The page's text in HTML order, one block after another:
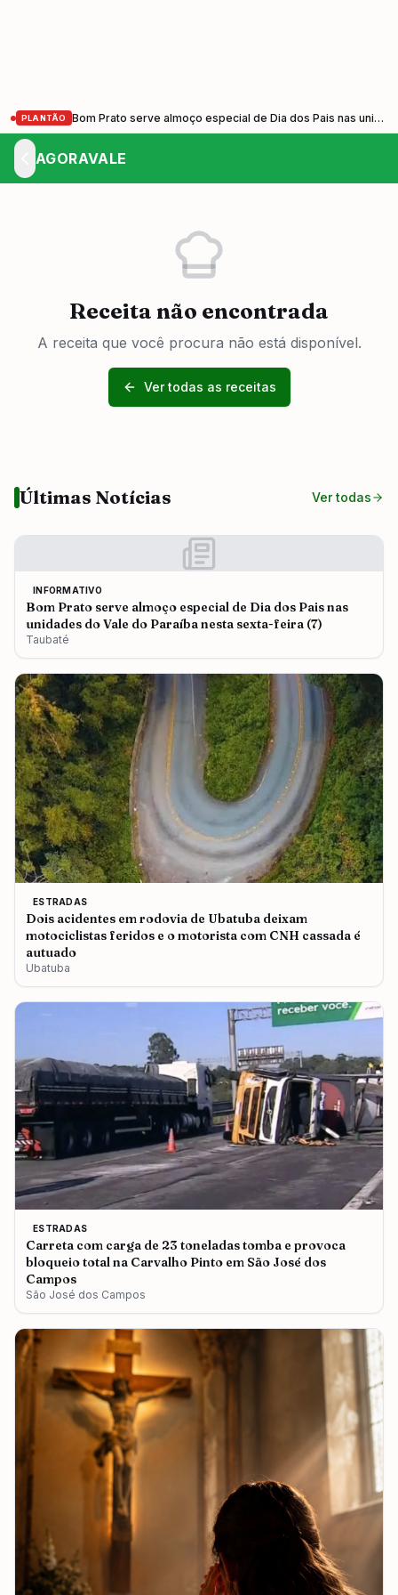
PLANTÃO Bom Prato serve almoço especial de Dia dos Pais nas unidades do Vale do Paraíba nesta sexta-feira (7)
AGORAVALE
Receita não encontrada
A receita que você procura não está disponível.
Ver todas as receitas
Últimas Notícias Ver todas
INFORMATIVO
Bom Prato serve almoço especial de Dia dos Pais nas
unidades do Vale do Paraíba nesta sexta-feira (7)
Taubaté
ESTRADAS
Dois acidentes em rodovia de Ubatuba deixam
motociclistas feridos e o motorista com CNH cassada é
autuado
Ubatuba
ESTRADAS
Carreta com carga de 23 toneladas tomba e provoca
bloqueio total na Carvalho Pinto em São José dos
Campos
São José dos Campos